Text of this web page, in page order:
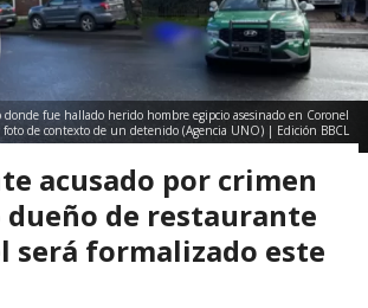
fue hallado herido hombre egipcio asesinado en Coronel
foto de contexto de un detenido (Agencia UNO) | Edición BBCL
acusado por crimen
dueño de restaurante
será formalizado este